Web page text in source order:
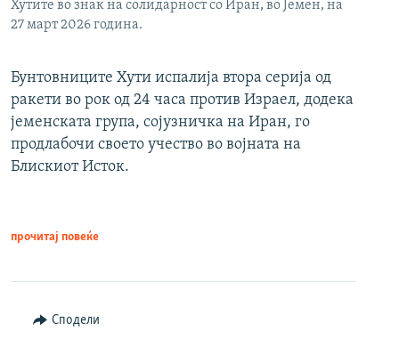
Хутите во знак на солидарност со Иран, во Јемен, на
27 март 2026 година.
Бунтовниците Хути испалија втора серија од
ракети во рок од 24 часа против Израел, додека
јеменската група, сојузничка на Иран, го
продлабочи своето учество во војната на
Блискиот Исток.
прочитај повеќе
Сподели